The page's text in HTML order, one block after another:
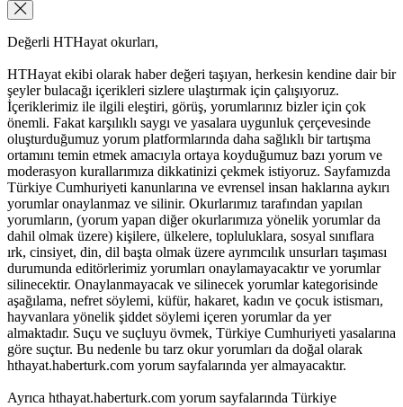
Değerli HTHayat okurları,
HTHayat ekibi olarak haber değeri taşıyan, herkesin kendine dair bir
şeyler bulacağı içerikleri sizlere ulaştırmak için çalışıyoruz.
İçeriklerimiz ile ilgili eleştiri, görüş, yorumlarınız bizler için çok
önemli. Fakat karşılıklı saygı ve yasalara uygunluk çerçevesinde
oluşturduğumuz yorum platformlarında daha sağlıklı bir tartışma
ortamını temin etmek amacıyla ortaya koyduğumuz bazı yorum ve
moderasyon kurallarımıza dikkatinizi çekmek istiyoruz. Sayfamızda
Türkiye Cumhuriyeti kanunlarına ve evrensel insan haklarına aykırı
yorumlar onaylanmaz ve silinir. Okurlarımız tarafından yapılan
yorumların, (yorum yapan diğer okurlarımıza yönelik yorumlar da
dahil olmak üzere) kişilere, ülkelere, topluluklara, sosyal sınıflara
ırk, cinsiyet, din, dil başta olmak üzere ayrımcılık unsurları taşıması
durumunda editörlerimiz yorumları onaylamayacaktır ve yorumlar
silinecektir. Onaylanmayacak ve silinecek yorumlar kategorisinde
aşağılama, nefret söylemi, küfür, hakaret, kadın ve çocuk istismarı,
hayvanlara yönelik şiddet söylemi içeren yorumlar da yer
almaktadır. Suçu ve suçluyu övmek, Türkiye Cumhuriyeti yasalarına
göre suçtur. Bu nedenle bu tarz okur yorumları da doğal olarak
hthayat.haberturk.com yorum sayfalarında yer almayacaktır.
Ayrıca hthayat.haberturk.com yorum sayfalarında Türkiye